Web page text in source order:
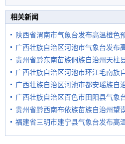
相关新闻
陕西省渭南市气象台发布高温橙色
广西壮族自治区河池市气象台发布
贵州省黔东南苗族侗族自治州天柱
广西壮族自治区河池市环江毛南族
广西壮族自治区河池市都安瑶族自
广西壮族自治区百色市田阳县气象
贵州省黔西南布依族苗族自治州望
福建省三明市建宁县气象台发布高